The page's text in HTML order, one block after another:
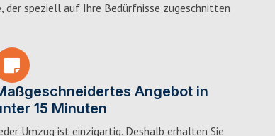
, der speziell auf Ihre Bedürfnisse zugeschnitten
Angebot in
15 Minuten
Umzug ist einzigartig. Deshalb erhalten Sie